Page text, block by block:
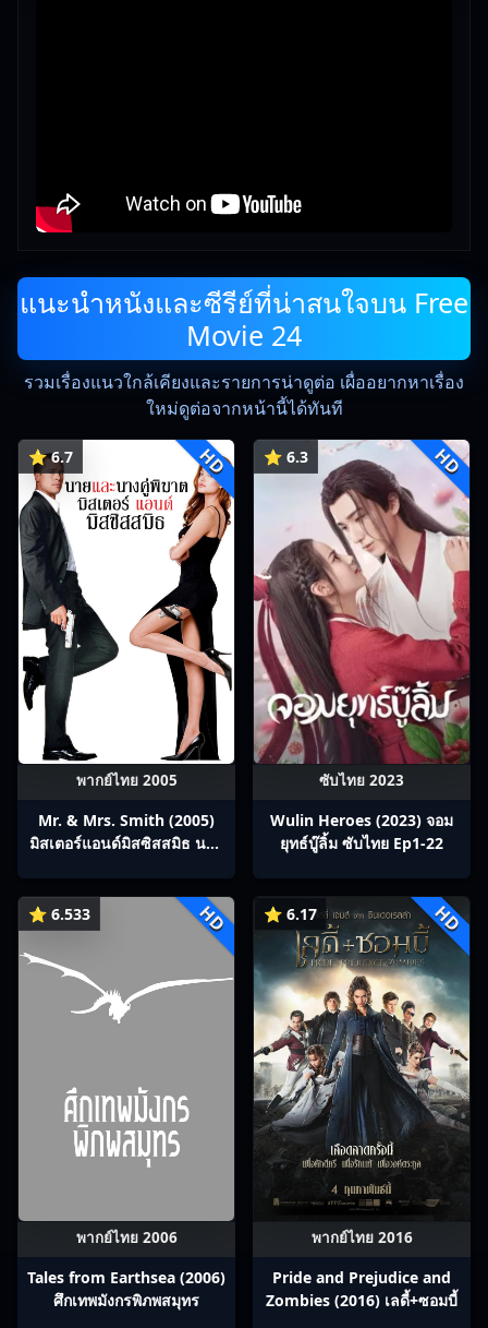
แนะนำหนังและซีรีย์ที่น่าสนใจบน Free
Movie 24
รวมเรื่องแนวใกล้เคียงและรายการน่าดูต่อ เผื่ออยากหาเรื่อง
ใหม่ดูต่อจากหน้านี้ได้ทันที
⭐ 6.7 HD
พากย์ไทย 2005
Mr. & Mrs. Smith (2005)
มิสเตอร์แอนด์มิสซิสสมิธ นาย
⭐ 6.3 HD
ซับไทย 2023
Wulin Heroes (2023) จอม
ยุทธ์บู๊ลิ้ม ซับไทย Ep1-22
⭐ 6.533 HD
พากย์ไทย 2006
Tales from Earthsea (2006)
ศึกเทพมังกรพิภพสมุทร
⭐ 6.17 HD
พากย์ไทย 2016
Pride and Prejudice and
Zombies (2016) เลดี้+ซอมบี้